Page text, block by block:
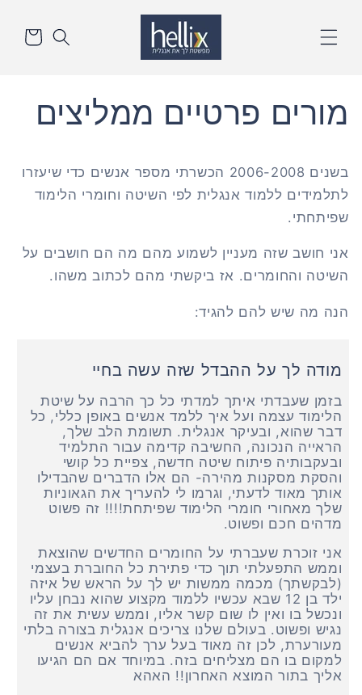
לתוכן
סל
הקניות
מורים פרטיים ממליצים
בשנים 2006-2008 הכשרתי מספר אנשים כדי שיעזרו
לתלמידים ללמוד אנגלית לפי השיטה וחומרי הלימוד
שפיתחתי.
אני חושב שזה מעניין לשמוע מהם מה הם חושבים על
השיטה והחומרים. אז ביקשתי מהם לכתוב משהו.
הנה מה שיש להם להגיד:
מודה לך על ההבדל שזה עשה בחיי
בזמן שעבדתי איתך למדתי כל כך הרבה על שיטת
הלימוד עצמה ועל איך ללמד אנשים באופן כללי, כל
דבר שהוא, ובעיקר אנגלית. תשומת הלב שלך,
הראייה הנכונה, החשיבה קדימה עבור התלמיד
ובעקבותיה פיתוח שיטה חדשה, צפיית כל קושי
והסקת מסקנות מהירה- הם אלו הדברים שהבדילו
אותך מאוד לדעתי, וגרמו לי להעריך את הגאוניות
שלך מאחורי חומרי הלימוד שפיתחת!!!! זה פשוט
מדהים חכם ופשוט.
אני זוכרת שעברתי על החומרים החדשים שהוצאת
וממש התפעלתי תוך כדי פתירת כל החוברת בעצמי
(לבקשתך) מכמה ממשות יש לך על הראש של איזה
ילד בן 12 שבא עכשיו ללמוד מקצוע שהוא נבחן עליו
ונכשל בו ואין לו שום קשר אליו, וממש עשית את זה
נגיש ופשוט. בעולם שלנו צריכים אנגלית בצורה בלתי
מעורערת, לכן זה מאוד בעל ערך להביא אנשים
למקום בו הם מצליחים בזה. במיוחד אם הם הגיעו
אליך בתור המוצא האחרון!! האהא